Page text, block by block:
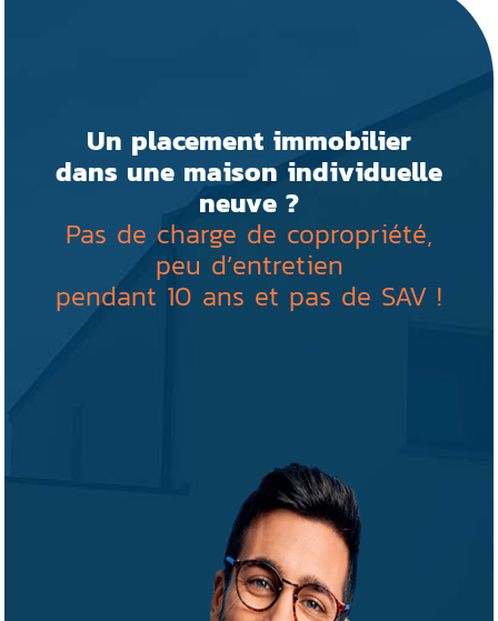
Un placement immobilier
dans une maison individuelle
neuve ?
Pas de charge de copropriété,
peu d’entretien
pendant 10 ans et pas de SAV !